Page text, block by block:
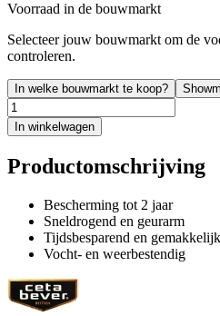
Voorraad in de bouwmarkt
Selecteer jouw bouwmarkt om de
controleren.
In welke bouwmarkt te koop?
In winkelwagen
Productomschrijving
Bescherming tot 2 jaar
Sneldrogend en geurarm
Tijdsbesparend en
Vocht- en weerbestendig